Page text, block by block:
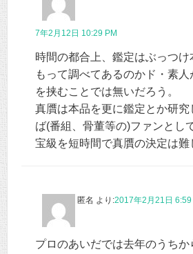
7年2月12日 10:29 PM
時間の都合上、鑑定はぶっつ
もって調べてあるのかド・素人
を挟むことでは無いだろう。
真贋は本品を更に鑑定とか研
ば(番組、骨董等の)ファンとし
宝級を短時間で真贋の決定は難
匿名 より:2017年2月21日 6:59
プロのあいだでは去年のうちか